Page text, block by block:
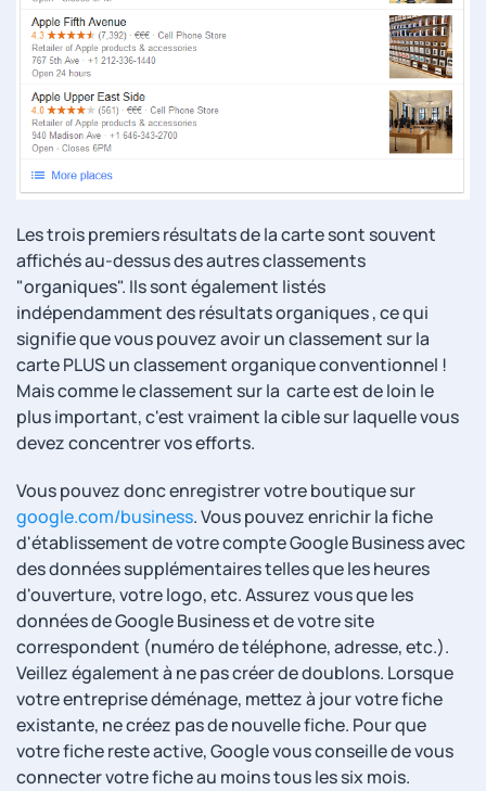
Les trois premiers résultats de la carte sont souvent
affichés au-dessus des autres classements
"organiques". Ils sont également listés
indépendamment des résultats organiques , ce qui
signifie que vous pouvez avoir un classement sur la
carte PLUS un classement organique conventionnel !
Mais comme le classement sur la carte est de loin le
plus important, c'est vraiment la cible sur laquelle vous
devez concentrer vos efforts.
Vous pouvez donc enregistrer votre boutique sur
google.com/business. Vous pouvez enrichir la fiche
d'établissement de votre compte Google Business avec
des données supplémentaires telles que les heures
d'ouverture, votre logo, etc. Assurez vous que les
données de Google Business et de votre site
correspondent (numéro de téléphone, adresse, etc.).
Veillez également à ne pas créer de doublons. Lorsque
votre entreprise déménage, mettez à jour votre fiche
existante, ne créez pas de nouvelle fiche. Pour que
votre fiche reste active, Google vous conseille de vous
connecter votre fiche au moins tous les six mois.